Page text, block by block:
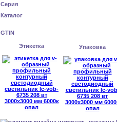
Серия
Каталог
GTIN
Этикетка Упаковка